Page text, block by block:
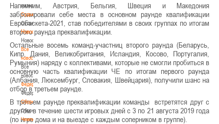
материалы
Судьи
Судьи
Новости
Новости
Все
новости
Все
новости
Федерация
Федерация
Сборные
Сборные
Чемпионат
Напомним, Австрия, Бельгия, Швеция и Македония
забронировали себе места в основном раунде квалификации
Евробаскета-2021, став победителями в своих группах по итогам
второго раунда преквалификации.
Остальные восемь команд-участниц второго раунда (Беларусь,
Кипр, Дания, Великобритания, Исландия, Косово, Португалия,
Румыния) наряду с коллективами, которые не смогли пробиться в
основную часть квалификации ЧЕ по итогам первого раунда
(Албания, Люксембург, Словакия, Швейцария), получили шанс на
отбор в третьем раунде.
В третьем раунде преквалификации команды встретятся друг с
другом в течение шести игровых дней с 3 по 21 августа 2019 года
(по игре дома и на выезде с каждым соперником в группе).